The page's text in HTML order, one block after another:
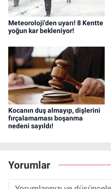
Meteoroloji'den uyarı! 8 Kentte
yoğun kar bekleniyor!
Kocanın duş almayıp, dişlerini
fırçalamaması boşanma
nedeni sayıldı!
Yorumlar